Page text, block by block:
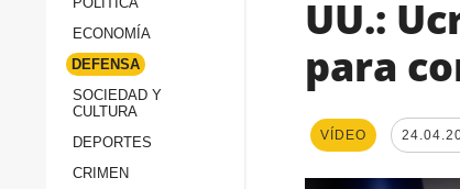
Reconstrucción de
ECONOMÍA
DEFENSA
SOCIEDAD Y
CULTURA
DEPORTES
CRIMEN
UU.:
para
VÍDEO